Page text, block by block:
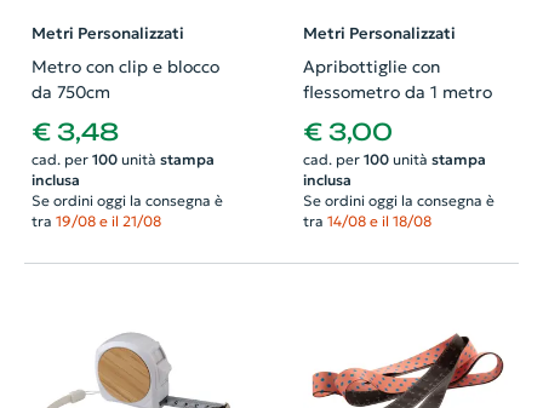
Metri Personalizzati
Metro con clip e blocco
da 750cm
€ 3,48
cad. per 100unità stampa
inclusa
Se ordini oggi la consegna è
tra 19/08 e il 21/08
Metri Personalizzati
Apribottiglie con
flessometro da 1 metro
€ 3,00
cad. per 100unità stampa
inclusa
Se ordini oggi la consegna è
tra 14/08 e il 18/08